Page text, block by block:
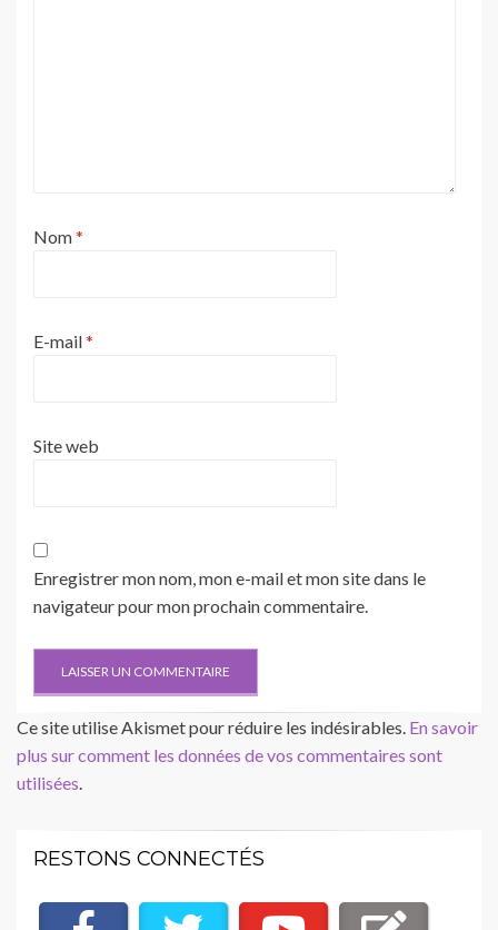
Nom*
E-mail*
Site web
Enregistrer mon nom, mon e-mail et mon site dans le
navigateur pour mon prochain commentaire.
Ce site utilise Akismet pour réduire les indésirables. En savoir
plus sur comment les données de vos commentaires sont
utilisées.
RESTONS CONNECTÉS